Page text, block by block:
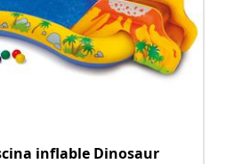
inflable Dinosaur